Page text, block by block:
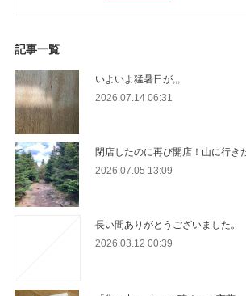
記事一覧
いよいよ猛暑日が,,,
2026.07.14 06:31
閉店したのに再び開店！山に行き
2026.07.05 13:09
長い間ありがとうございました。
2026.03.12 00:39